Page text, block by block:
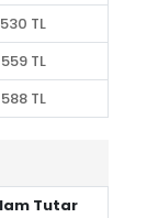
530 TL
559 TL
588 TL
Tutar